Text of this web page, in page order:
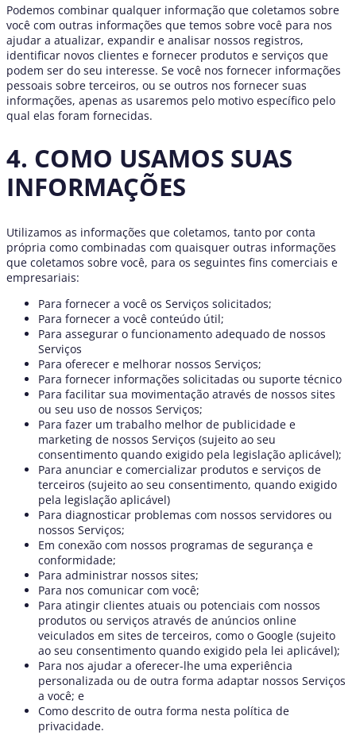
Podemos combinar qualquer informação que coletamos sobre
você com outras informações que temos sobre você para nos
ajudar a atualizar, expandir e analisar nossos registros,
identificar novos clientes e fornecer produtos e serviços que
podem ser do seu interesse. Se você nos fornecer informações
pessoais sobre terceiros, ou se outros nos fornecer suas
informações, apenas as usaremos pelo motivo específico pelo
qual elas foram fornecidas.
4. COMO USAMOS SUAS
INFORMAÇÕES
Utilizamos as informações que coletamos, tanto por conta
própria como combinadas com quaisquer outras informações
que coletamos sobre você, para os seguintes fins comerciais e
empresariais:
Para fornecer a você os Serviços solicitados;
Para fornecer a você conteúdo útil;
Para assegurar o funcionamento adequado de nossos
Serviços
Para oferecer e melhorar nossos Serviços;
Para fornecer informações solicitadas ou suporte técnico
Para facilitar sua movimentação através de nossos sites
ou seu uso de nossos Serviços;
Para fazer um trabalho melhor de publicidade e
marketing de nossos Serviços (sujeito ao seu
consentimento quando exigido pela legislação aplicável);
Para anunciar e comercializar produtos e serviços de
terceiros (sujeito ao seu consentimento, quando exigido
pela legislação aplicável)
Para diagnosticar problemas com nossos servidores ou
nossos Serviços;
Em conexão com nossos programas de segurança e
conformidade;
Para administrar nossos sites;
Para nos comunicar com você;
Para atingir clientes atuais ou potenciais com nossos
produtos ou serviços através de anúncios online
veiculados em sites de terceiros, como o Google (sujeito
ao seu consentimento quando exigido pela lei aplicável);
Para nos ajudar a oferecer-lhe uma experiência
personalizada ou de outra forma adaptar nossos Serviços
a você; e
Como descrito de outra forma nesta política de
privacidade.